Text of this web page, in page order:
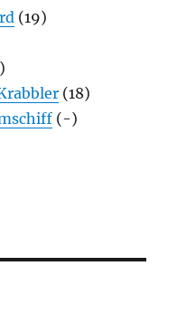
(19)
(18)
(-)